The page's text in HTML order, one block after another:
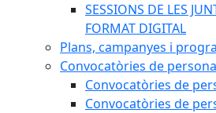
SESSIONS DE LES
FORMAT DIGITAL
Plans, campanyes i
Convocatòries de
Convocatòries de
Convocatòries de